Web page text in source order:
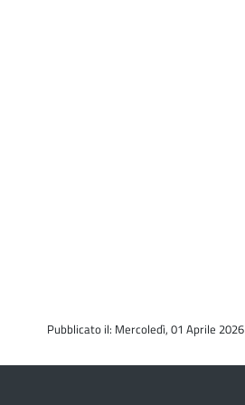
Pubblicato il: Mercoledì, 01 Aprile 2026